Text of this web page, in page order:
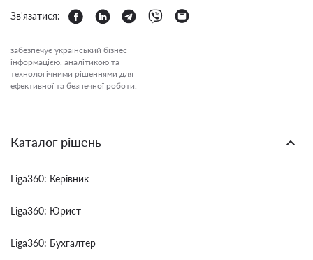
Зв'язатися:
забезпечує український бізнес
інформацією, аналітикою та
технологічними рішеннями для
ефективної та безпечної роботи.
Каталог рішень
Liga360: Керівник
Liga360: Юрист
Liga360: Бухгалтер